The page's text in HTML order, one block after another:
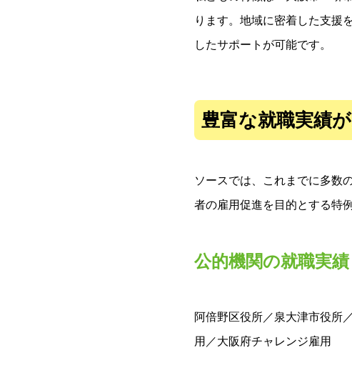
ります。地域に密着した支援
したサポートが可能です。
豊富な就職実績
ソースでは、これまでに多数
者の雇用促進を目的とする特
公的機関の就職実績
阿倍野区役所／泉大津市役所
用／大阪府チャレンジ雇用